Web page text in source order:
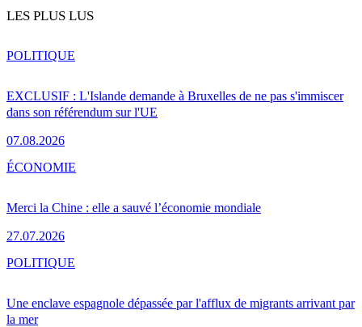
LES PLUS LUS
EXCLUSIF : L'Islande demande à Bruxelles de ne pas s'immiscer
dans son référendum sur l'UE
07.08.2026
POLITIQUE
Merci la Chine : elle a sauvé l’économie mondiale
27.07.2026
ÉCONOMIE
Une enclave espagnole dépassée par l'afflux de migrants arrivant par
la mer
POLITIQUE